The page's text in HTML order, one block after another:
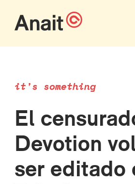
it's something
El
Devotion
ser editado